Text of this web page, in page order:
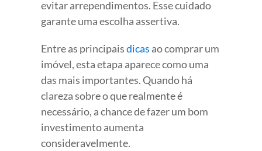
evitar arrependimentos. Esse cuidado
garante uma escolha assertiva.
Entre as principaisdicas ao comprar um
imóvel, esta etapa aparece como uma
das mais importantes. Quando há
clareza sobre o que realmente é
necessário, a chance de fazer um bom
investimento aumenta
consideravelmente.